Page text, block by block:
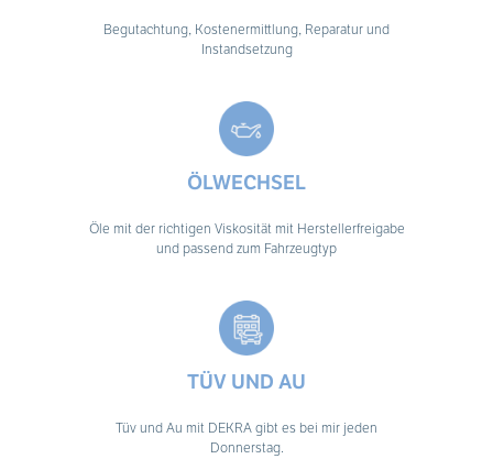
Begutachtung, Kostenermittlung, Reparatur und
Instandsetzung
ÖLWECHSEL
Öle mit der richtigen Viskosität mit Herstellerfreigabe
und passend zum Fahrzeugtyp
TÜV UND AU
Tüv und Au mit DEKRA gibt es bei mir jeden
Donnerstag.